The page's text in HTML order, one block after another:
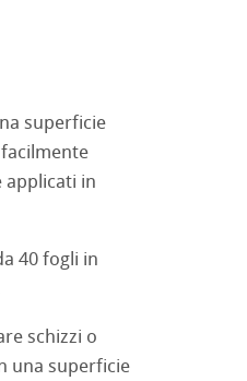
superficie
applicati in
40 fogli in
schizzi o
una superficie